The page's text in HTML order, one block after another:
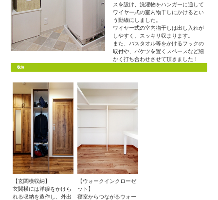
スを設け、洗濯物をハンガーに通して
ワイヤー式の室内物干しにかけるとい
う動線にしました。
ワイヤー式の室内物干しは出し入れが
しやすく、スッキリ収まります。
また、バスタオル等をかけるフックの
取付や、バケツを置くスペースなど細
かく打ち合わせさせて頂きました！
【玄関横収納】
玄関横には洋服をかけら
れる収納を造作し、外出
【ウォークインクローゼ
ット】
寝室からつながるウォー